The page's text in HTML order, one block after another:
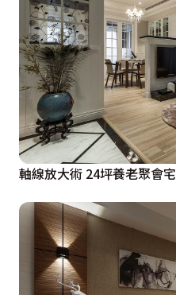
軸線放大術 24坪養老聚會宅